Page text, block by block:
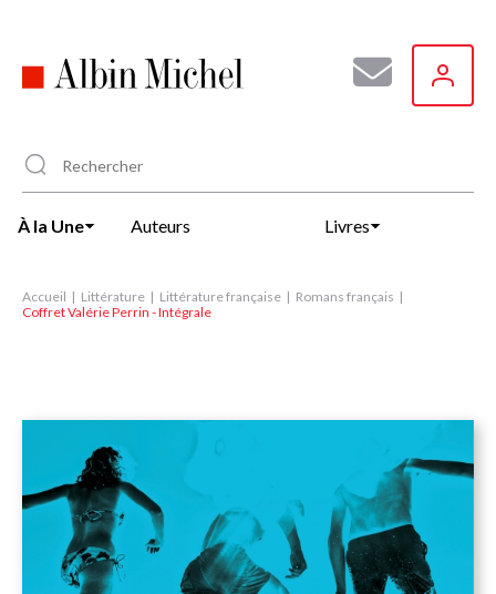
principal
À la Une Auteurs Livres
Accueil Littérature Littérature française
Romans français
Coffret Valérie Perrin - Intégrale